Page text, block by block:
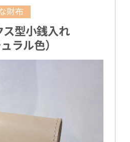
財布
ス型小銭入れ
ラル色）